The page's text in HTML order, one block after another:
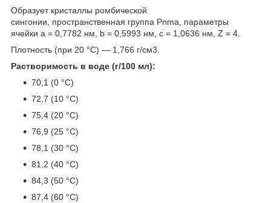
Образует кристаллы ромбической
сингонии, пространственная группа Pnma, параметры
ячейки a = 0,7782 нм, b = 0,5993 нм, c = 1,0636 нм, Z = 4.
Плотность (при 20 °C) — 1,766 г/см3.
Растворимость в воде (г/100 мл):
70,1 (0 °C)
72,7 (10 °C)
75,4 (20 °C)
76,9 (25 °C)
78,1 (30 °C)
81,2 (40 °C)
84,3 (50 °C)
87,4 (60 °C)